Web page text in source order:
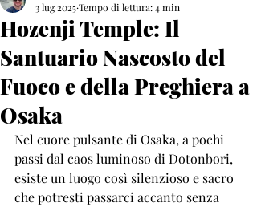
Hozenji Temple: Il
Santuario Nascosto del
Fuoco e della Preghiera a
Osaka
3 lug 2025Tempo di lettura: 4 min
Nel cuore pulsante di Osaka, a pochi
passi dal caos luminoso di Dotonbori,
esiste un luogo così silenzioso e sacro
che potresti passarci accanto senza